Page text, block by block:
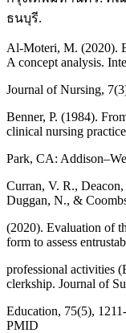
ธนบุรี.
Al-Moteri, M. (2020).
A concept analysis.
Journal of Nursing,
Benner, P. (1984).
clinical nursing
Park, CA:
Curran, V. R.,
Duggan, N., &
(2020). Evaluation of
form to assess
professional activities
clerkship. Journal of
Education, 75(5),
PMID